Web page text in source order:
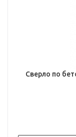
Сверло по